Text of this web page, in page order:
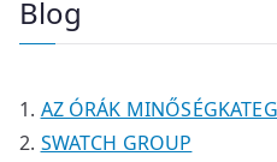
k
k
Blog
AZ ÓRÁK
SWATCH GROUP